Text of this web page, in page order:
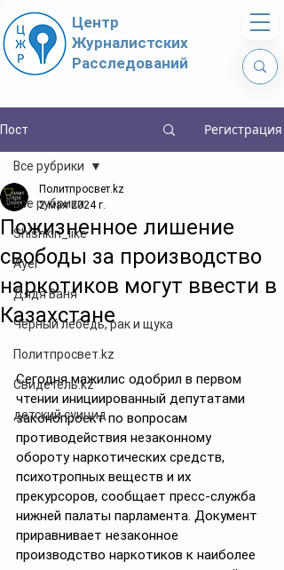
Центр
Журналистских
Расследований
Пост Регистрация
Все рубрики
Shishkin_like
Ayel
Дядя Ваня
Чёрный лебедь, рак и щука
Политпросвет.kz
Свидетель.kz
детский суицид
Все рубрики
Пожизненное лишение
свободы за производство
наркотиков могут ввести в
Казахстане
Политпросвет.kz
2 мая 2024 г.
Сегодня мажилис одобрил в первом
чтении инициированный депутатами
законопроект по вопросам
противодействия незаконному
обороту наркотических средств,
психотропных веществ и их
прекурсоров, сообщает пресс-служба
нижней палаты парламента. Документ
приравнивает незаконное
производство наркотиков к наиболее